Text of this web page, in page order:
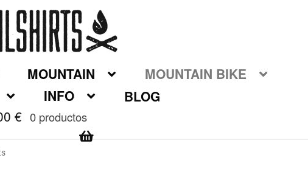
MOUNTAIN
MOUNTAIN BIKE
INFO
BLOG
€ 0 productos